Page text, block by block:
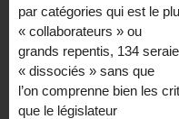
par catégories qui est le
« collaborateurs » ou
grands repentis, 134
« dissociés » sans que
l’on comprenne bien les
que le législateur